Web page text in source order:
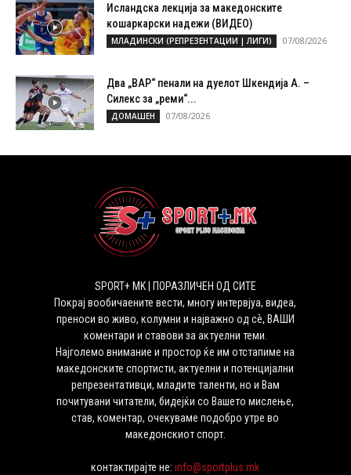
Исландска лекција за македонските
кошаркарски надежи (ВИДЕО)
МЛАДИНСКИ (РЕПРЕЗЕНТАЦИИ | ЛИГИ) 07/08/2026
Два „ВАР“ пенали на дуелот Шкендија А. –
Силекс за „реми“...
ДОМАШЕН 07/08/2026
SPORT+ MK | ПОРАЗЛИЧЕН ОД СИТЕ
Покрај вообичаените вести, многу интервјуа, видеа,
преноси во живо, колумни и најважно од сѐ, ВАШИ
коментари и ставови за актуелни теми.
Најголемо внимание и простор ќе им отстапиме на
македонските спортисти, актуелни и потенцијални
репрезентативци, младите таленти, но и Вам
почитувани читатели, бидејќи со Вашето мислење,
став, коментар, очекуваме подобро утре во
македонскиот спорт.
контактирајте не:info@sportplus.mk